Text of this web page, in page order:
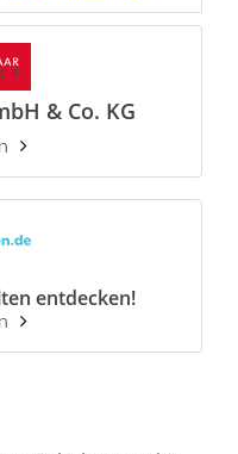
& Co. KG
entdecken!